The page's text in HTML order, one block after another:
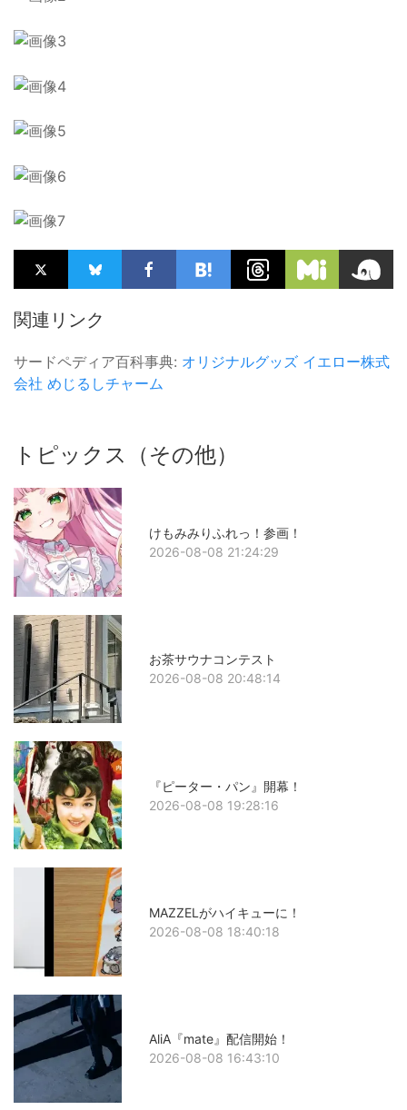
関連リンク
サードペディア百科事典: オリジナルグッズ イエロー株式
会社 めじるしチャーム
トピックス（その他）
けもみみりふれっ！参画！
2026-08-08 21:24:29
お茶サウナコンテスト
2026-08-08 20:48:14
『ピーター・パン』開幕！
2026-08-08 19:28:16
MAZZELがハイキューに！
2026-08-08 18:40:18
AliA『mate』配信開始！
2026-08-08 16:43:10